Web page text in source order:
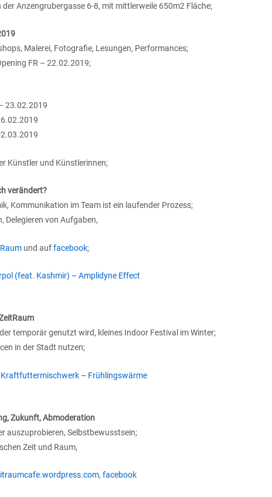
Anzengrubergasse 6-8, mit mittlerweile 650m2 Fläche;
Malerei, Fotografie, Lesungen, Performances;
FR – 22.02.2019;
23.02.2019
Künstler und Künstlerinnen;
verändert?
Kommunikation im Team ist ein laufender Prozess;
Delegieren von Aufgaben,
und auffacebook;
(feat. Kashmir) – Amplidyne Effect
temporär genutzt wird, kleines Indoor Festival im Winter;
in der Stadt nutzen;
Kraftfuttermischwerk – Frühlingswärme
Zukunft, Abmoderation
auszuprobieren, Selbstbewusstsein;
Zeit und Raum,
, facebook